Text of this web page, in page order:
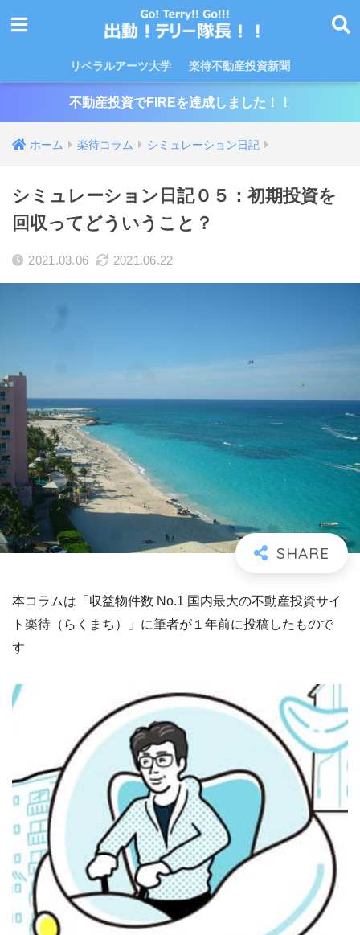
リベラルアーツ大学 楽待不動産投資新聞
不動産投資でFIREを達成しました！！
ホーム 楽待コラム シミュレーション日記
シミュレーション日記０５：初期投資を
回収ってどういうこと？
2021.03.06 2021.06.22
本コラムは「収益物件数 No.1 国内最大の不動産投資サイ
ト楽待（らくまち）」に筆者が１年前に投稿したもので
す